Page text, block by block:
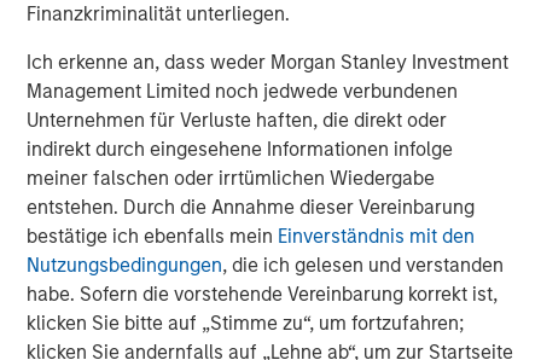
Finanzkriminalität unterliegen.
Ich erkenne an, dass weder Morgan Stanley Investment
Management Limited noch jedwede verbundenen
Unternehmen für Verluste haften, die direkt oder
indirekt durch eingesehene Informationen infolge
meiner falschen oder irrtümlichen Wiedergabe
entstehen. Durch die Annahme dieser Vereinbarung
bestätige ich ebenfalls mein Einverständnis mit den
Nutzungsbedingungen, die ich gelesen und verstanden
habe. Sofern die vorstehende Vereinbarung korrekt ist,
klicken Sie bitte auf „Stimme zu“, um fortzufahren;
klicken Sie andernfalls auf „Lehne ab“, um zur Startseite
Reduce position sizes to reduce volatility
Incorporate portfolio protection in the form of index
hedges, futures or options
Long-Short Strategies Have Held Their Own In Prior
Market Downturns
During the bear markets of 2000-2002 and 2007-2008,
the down markets of mid-2011 and late-2018, the chaotic
beginning of 2020 as the COVID-19 pandemic unfolded,
and the 2022 bear market, long-short equity strategies